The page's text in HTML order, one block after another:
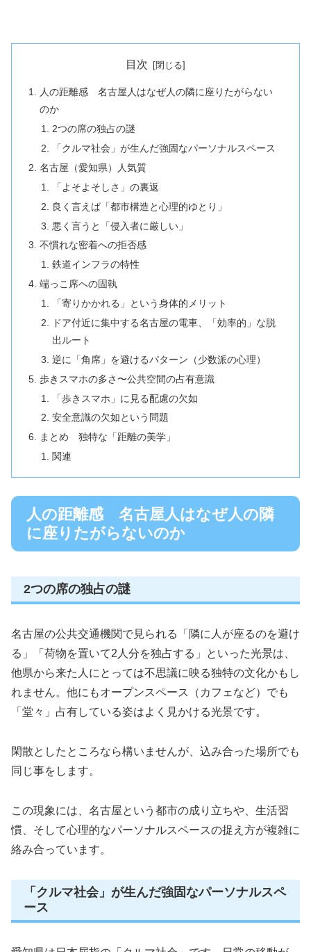
目次
人の距離感 名古屋人はなぜ人の隣に座りたがらない
のか
2つの席の独占の謎
「クルマ社会」が生んだ強固なパーソナルスペース
名古屋（愛知県）人気質
「よそよそしさ」の裏返
良く言えば「都市構造と心理的ゆとり」
悪く言うと「侵入者に厳しい」
不慣れな密着への拒否感
鉄道インフラの特性
端っこ席への固執
「寄りかかれる」という身体的メリット
ドア付近に集中する名古屋の電車、「効率的」な脱
出ルート
逆に「角席」を避けるパターン（少数派の心理）
歩きスマホの多さ〜公共空間の占有意識
「歩きスマホ」に見る配慮の欠如
安全意識の欠如という問題
まとめ 独特な「距離の美学」
関連
人の距離感 名古屋人はなぜ人の隣
に座りたがらないのか
2つの席の独占の謎
名古屋の公共交通機関で見られる「隣に人が座るのを避け
る」「荷物を置いて2人分を独占する」といった光景は、
他県から来た人にとっては不思議に映る独特の文化かもし
れません。他にもオープンスペース（カフェなど）でも
「堂々」占有している姿はよく見かける光景です。
閑散としたところなら構いませんが、込み合った場所でも
同じ事をします。
この現象には、名古屋という都市の成り立ちや、生活習
慣、そして心理的なパーソナルスペースの捉え方が複雑に
絡み合っています。
「クルマ社会」が生んだ強固なパーソナルスペ
ース